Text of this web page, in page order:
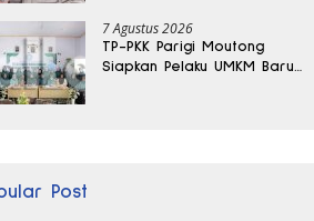
7 Agustus 2026
TP-PKK Parigi Moutong
Siapkan Pelaku UMKM Baru
Post